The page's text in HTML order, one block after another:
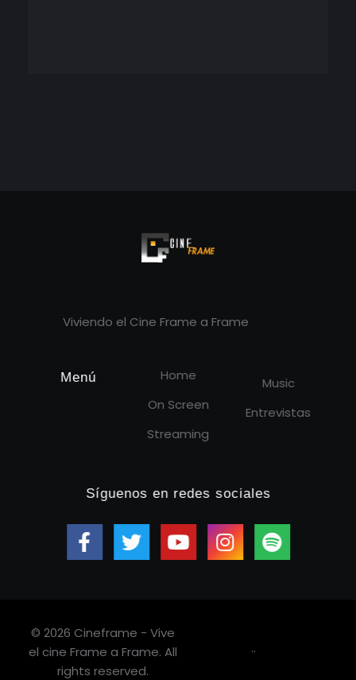
Viviendo el Cine Frame a Frame
Menú
Home
On Screen
Streaming
Music
Entrevistas
Síguenos en redes sociales
© 2026 Cineframe - Vive
el cine Frame a Frame. All
rights reserved.
..